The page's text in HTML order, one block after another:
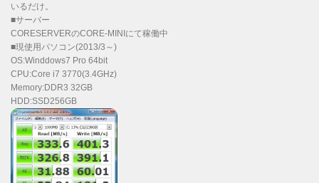
いるだけ。
■サーバー
CORESERVERのCORE-MINIにて稼働中
■現使用パソコン(2013/3～)
OS:Winddows7 Pro 64bit
CPU:Core i7 3770(3.4GHz)
Memory:DDR3 32GB
HDD:SSD256GB